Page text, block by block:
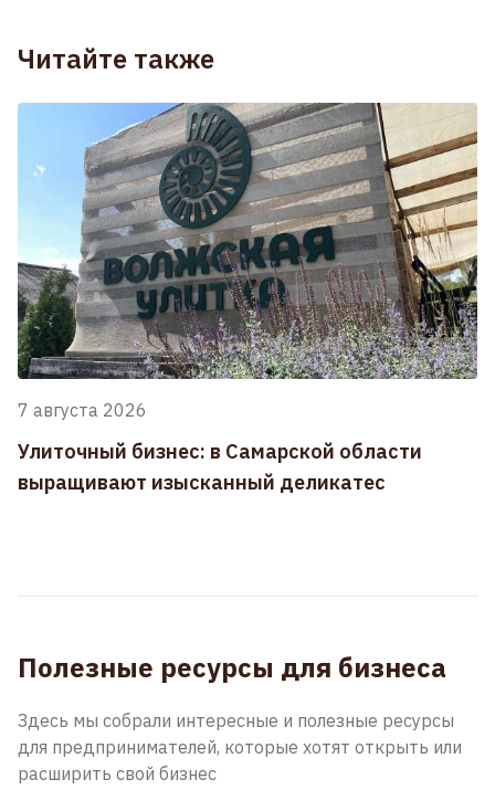
Читайте также
7 августа 2026
Улиточный бизнес: в Самарской области
выращивают изысканный деликатес
Полезные ресурсы для бизнеса
Здесь мы собрали интересные и полезные ресурсы
для предпринимателей, которые хотят открыть или
расширить свой бизнес